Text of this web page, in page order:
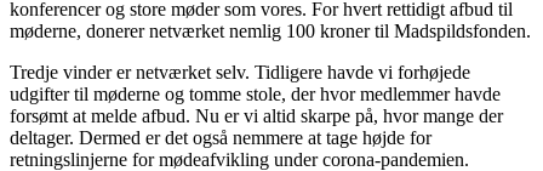
konferencer og store møder som vores. For hvert rettidigt afbud til
møderne, donerer netværket nemlig 100 kroner til Madspildsfonden.
Tredje vinder er netværket selv. Tidligere havde vi forhøjede
udgifter til møderne og tomme stole, der hvor medlemmer havde
forsømt at melde afbud. Nu er vi altid skarpe på, hvor mange der
deltager. Dermed er det også nemmere at tage højde for
retningslinjerne for mødeafvikling under corona-pandemien.